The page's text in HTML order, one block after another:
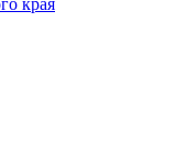
края